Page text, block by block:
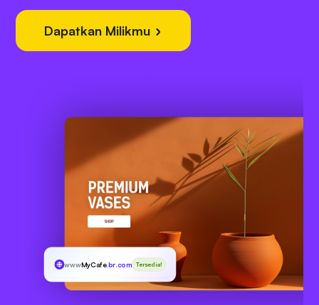
Dapatkan Milikmu
wwwMyCafe.br.com Tersedia!